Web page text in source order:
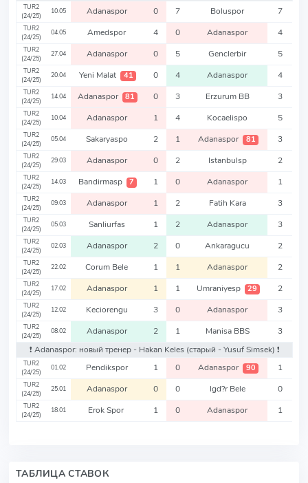
TUR2
(24/25)
10.05 Adanaspor 0 7 Boluspor 7
TUR2
(24/25)
04.05 Amedspor 4 0 Adanaspor 4
TUR2
(24/25)
27.04 Adanaspor 0 5 Genclerbir 5
TUR2
(24/25)
20.04 Yeni Malat 41 0 4 Adanaspor 4
TUR2
(24/25)
14.04 Adanaspor 81 0 3 Erzurum BB 3
TUR2
(24/25)
10.04 Adanaspor 1 4 Kocaelispo 5
TUR2
(24/25)
05.04 Sakaryaspo 2 1 Adanaspor 81 3
TUR2
(24/25)
29.03 Adanaspor 0 2 Istanbulsp 2
TUR2
(24/25)
14.03 Bandirmasp 7 1 0 Adanaspor 1
TUR2
(24/25)
09.03 Adanaspor 1 2 Fatih Kara 3
TUR2
(24/25)
05.03 Sanliurfas 1 2 Adanaspor 3
TUR2
(24/25)
02.03 Adanaspor 2 0 Ankaragucu 2
TUR2
(24/25)
22.02 Corum Bele 1 1 Adanaspor 2
TUR2
(24/25)
17.02 Adanaspor 1 1 Umraniyesp 29 2
TUR2
(24/25)
12.02 Keciorengu 3 0 Adanaspor 3
TUR2
(24/25)
08.02 Adanaspor 2 1 Manisa BBS
3
❗️ Adanaspor: новый тренер - Hakan Keles (старый - Yusuf Simsek) ❗️
TUR2
(24/25)
01.02 Pendikspor 1 0 Adanaspor 90 1
TUR2
(24/25)
25.01 Adanaspor 0 0 Igd?r Bele 0
TUR2
(24/25)
18.01 Erok Spor 1 0 Adanaspor 1
ТАБЛИЦА СТАВОК